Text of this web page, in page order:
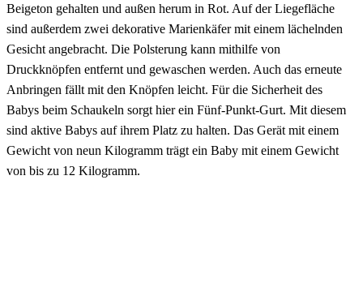
Beigeton gehalten und außen herum in Rot. Auf der Liegefläche
sind außerdem zwei dekorative Marienkäfer mit einem lächelnden
Gesicht angebracht. Die Polsterung kann mithilfe von
Druckknöpfen entfernt und gewaschen werden. Auch das erneute
Anbringen fällt mit den Knöpfen leicht. Für die Sicherheit des
Babys beim Schaukeln sorgt hier ein Fünf-Punkt-Gurt. Mit diesem
sind aktive Babys auf ihrem Platz zu halten. Das Gerät mit einem
Gewicht von neun Kilogramm trägt ein Baby mit einem Gewicht
von bis zu 12 Kilogramm.